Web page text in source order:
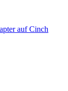
auf Cinch